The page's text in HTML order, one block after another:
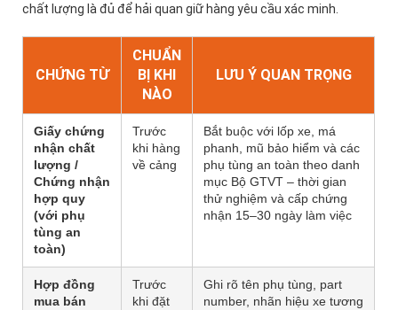
chất lượng là đủ để hải quan giữ hàng yêu cầu xác minh.
CHỨNG TỪ
CHUẨN
BỊ KHI
NÀO
LƯU Ý QUAN TRỌNG
Giấy chứng
nhận chất
lượng /
Chứng nhận
hợp quy
(với phụ
tùng an
toàn)
Trước
khi hàng
về cảng
Bắt buộc với lốp xe, má
phanh, mũ bảo hiểm và các
phụ tùng an toàn theo danh
mục Bộ GTVT – thời gian
thử nghiệm và cấp chứng
nhận 15–30 ngày làm việc
Hợp đồng
mua bán
Trước
khi đặt
Ghi rõ tên phụ tùng, part
number, nhãn hiệu xe tương